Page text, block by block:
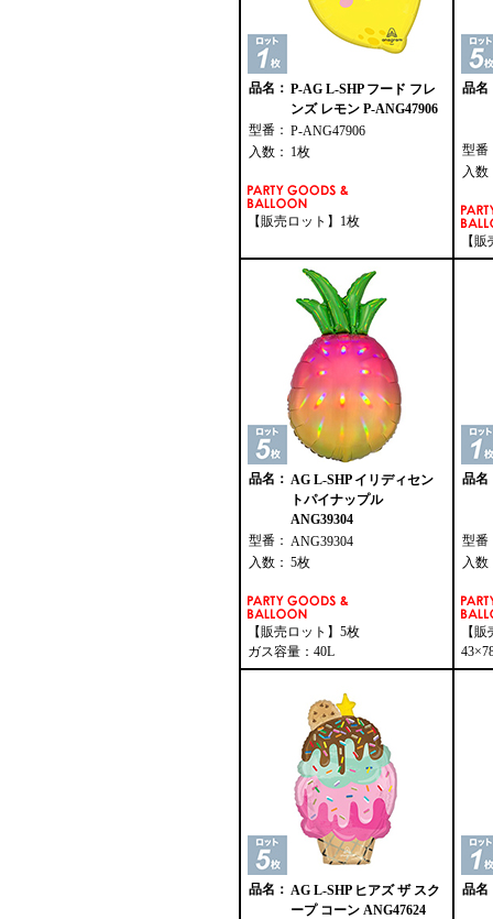
品名： P-AG L-SHP フード フレ
ンズ レモン P-ANG47906
型番： P-ANG47906
入数： 1枚
【販売ロット】1枚
品名
型番
入数
【
品名： AG L-SHP イリディセン
トパイナップル
ANG39304
型番： ANG39304
入数： 5枚
【販売ロット】5枚
ガス容量：40L
品名
型番
入数
【
品名： AG L-SHP ヒアズ ザ スク
ープ コーン ANG47624
品名